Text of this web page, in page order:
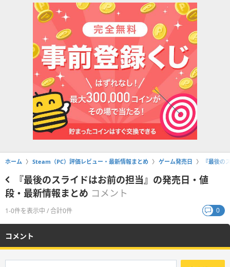
ホーム Steam（PC）評価レビュー・最新情報まとめ ゲーム発売日 『最後の
『最後のスライドはお前の担当』の発売日・値
段・最新情報まとめ コメント
1-0件を表示中 / 合計0件 0
コメント